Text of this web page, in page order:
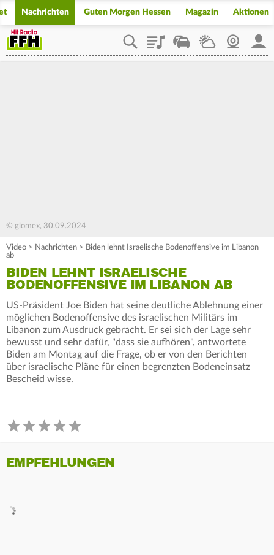
Nachrichten Guten Morgen Hessen Magazin Aktionen
PlaylistStaupilotWetterWebcam
© glomex, 30.09.2024
Video > Nachrichten > Biden lehnt Israelische Bodenoffensive im Libanon
ab
BIDEN LEHNT ISRAELISCHE
BODENOFFENSIVE IM LIBANON AB
US-Präsident Joe Biden hat seine deutliche Ablehnung einer
möglichen Bodenoffensive des israelischen Militärs im
Libanon zum Ausdruck gebracht. Er sei sich der Lage sehr
bewusst und sehr dafür, "dass sie aufhören", antwortete
Biden am Montag auf die Frage, ob er von den Berichten
über israelische Pläne für einen begrenzten Bodeneinsatz
Bescheid wisse.
EMPFEHLUNGEN